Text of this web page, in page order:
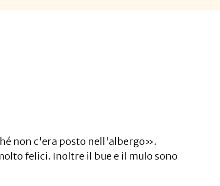
non c'era posto nell'albergo».
felici. Inoltre il bue e il mulo sono